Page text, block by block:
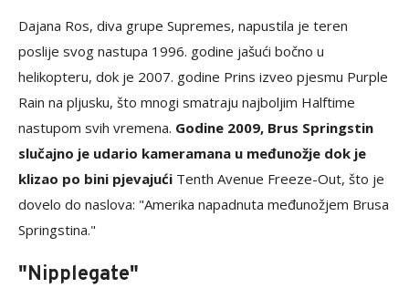
Dajana Ros, diva grupe Supremes, napustila je teren
poslije svog nastupa 1996. godine jašući bočno u
helikopteru, dok je 2007. godine Prins izveo pjesmu Purple
Rain na pljusku, što mnogi smatraju najboljim Halftime
nastupom svih vremena. Godine 2009, Brus Springstin
slučajno je udario kameramana u međunožje dok je
klizao po bini pjevajući Tenth Avenue Freeze-Out, što je
dovelo do naslova: "Amerika napadnuta međunožjem Brusa
Springstina."
"Nipplegate"